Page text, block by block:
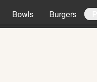
Bowls Burgers